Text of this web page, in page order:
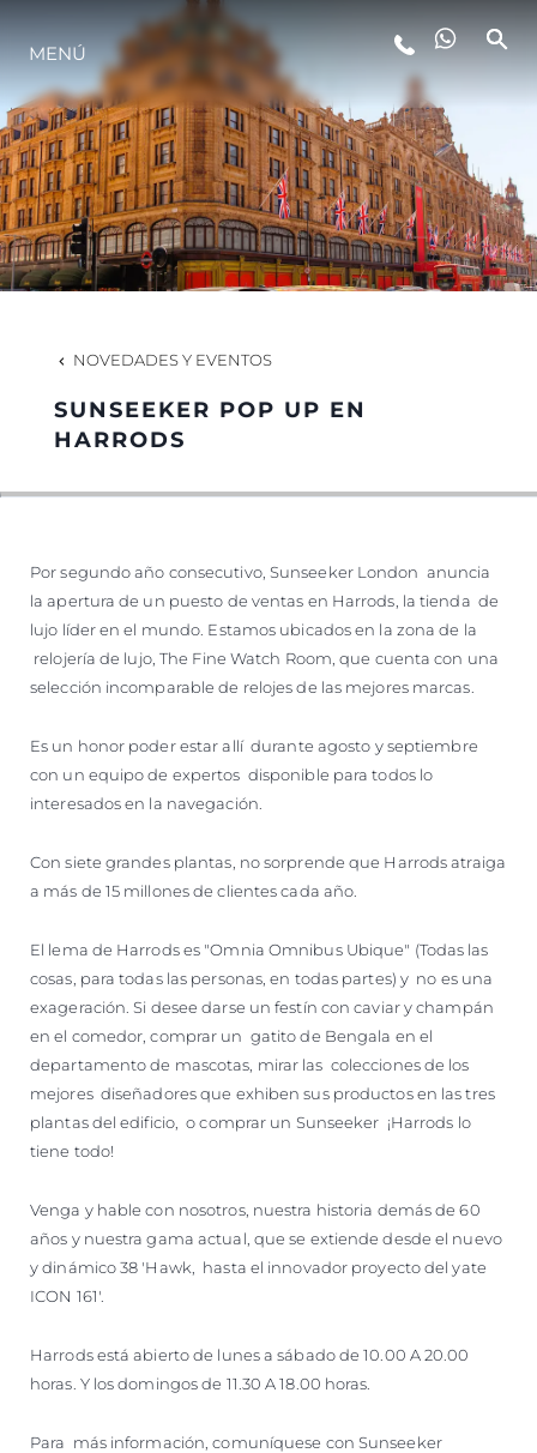
ESTILO DE VIDA
INNOVACIÓN
¿QUIÉNES SOMOS?
EL EQUIPO
MENÚ
NOVEDADES Y EVENTOS
SUNSEEKER POP UP EN
HARRODS
Por segundo año consecutivo, Sunseeker London anuncia
la apertura de un puesto de ventas en Harrods, la tienda de
lujo líder en el mundo. Estamos ubicados en la zona de la
relojería de lujo, The Fine Watch Room, que cuenta con una
selección incomparable de relojes de las mejores marcas.
Es un honor poder estar allí durante agosto y septiembre
con un equipo de expertos disponible para todos lo
interesados en la navegación.
Con siete grandes plantas, no sorprende que Harrods atraiga
a más de 15 millones de clientes cada año.
El lema de Harrods es "Omnia Omnibus Ubique" (Todas las
cosas, para todas las personas, en todas partes) y no es una
exageración. Si desee darse un festín con caviar y champán
en el comedor, comprar un gatito de Bengala en el
departamento de mascotas, mirar las colecciones de los
mejores diseñadores que exhiben sus productos en las tres
plantas del edificio, o comprar un Sunseeker ¡Harrods lo
tiene todo!
Venga y hable con nosotros, nuestra historia demás de 60
años y nuestra gama actual, que se extiende desde el nuevo
y dinámico 38 'Hawk, hasta el innovador proyecto del yate
ICON 161'.
Harrods está abierto de lunes a sábado de 10.00 A 20.00
horas. Y los domingos de 11.30 A 18.00 horas.
Para más información, comuníquese con Sunseeker